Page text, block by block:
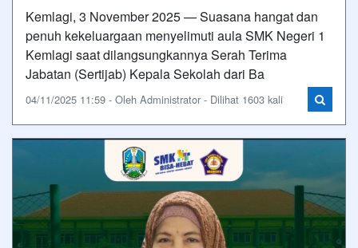
Kemlagi, 3 November 2025 — Suasana hangat dan
penuh kekeluargaan menyelimuti aula SMK Negeri 1
Kemlagi saat dilangsungkannya Serah Terima
Jabatan (Sertijab) Kepala Sekolah dari Ba
04/11/2025 11:59 - Oleh Administrator - Dilihat 1603 kali